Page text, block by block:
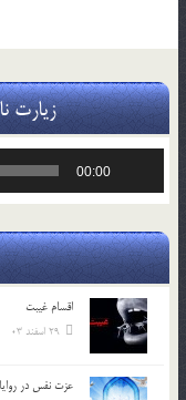
زیارت
00:00
اقسام غيبت
29 اسفند 03
عزت نفس در